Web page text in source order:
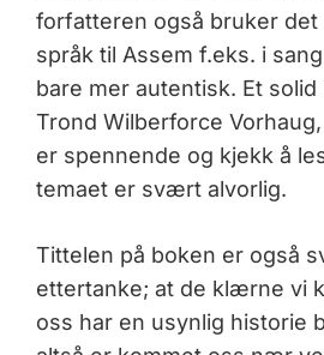
forfatteren også bruker det
språk til Assem f.eks. i
bare mer autentisk. Et
Trond Wilberforce
er spennende og kjekk å
temaet er svært alvorlig.
Tittelen på boken er også
ettertanke; at de klærne vi
oss har en usynlig historie